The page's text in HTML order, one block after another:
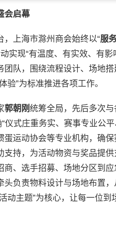
会启幕
上海市滁州商会始终以“服
实现“有温度、有实效、有
队，围绕流程设计、场地
验”为标准推进各项工作。
郭朝刚统筹全局，先后多次
仪式庄重务实、赛事专业公
运动协会等专业机构，确
持，为活动物资与奖品提
商、选手招募、场地分区到
头负责物料设计与场地布置
动主题”为核心，让每一位